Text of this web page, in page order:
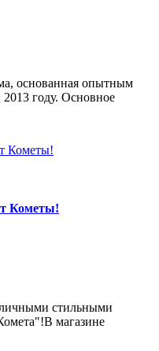
основанная опытным
году. Основное
Кометы!
стильными
магазине